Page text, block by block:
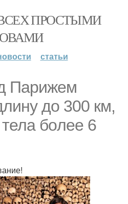
ПРОСТЫМИ
статьи
Паpижeм
до 300 км,
бoлее 6